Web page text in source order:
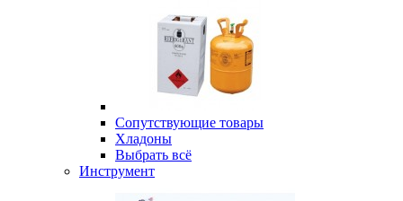
Сопутствующие товары
Хладоны
Выбрать всё
Инструмент